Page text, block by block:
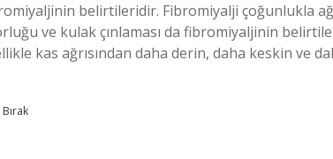
belirtileridir. Fibromiyalji çoğunlukla
ve kulak çınlaması da fibromiyaljinin
kas ağrısından daha derin, daha keskin ve